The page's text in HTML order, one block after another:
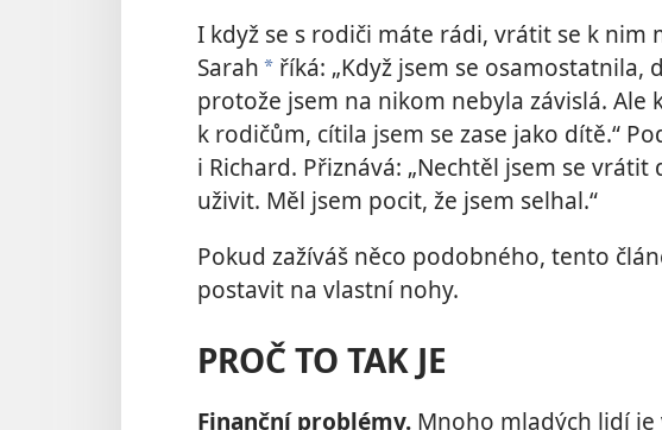
I když se s rodiči máte rádi, vrátit se k nim
Sarah * říká: „Když jsem se
protože jsem na nikom nebyla závislá. Ale
k rodičům, cítila jsem se zase jako dítě.“
i Richard. Přiznává: „Nechtěl jsem se
uživit. Měl jsem pocit, že jsem selhal.“
Pokud zažíváš něco podobného, tento
postavit na vlastní nohy.
PROČ TO TAK JE
Finanční problémy. Mnoho mladých lidí je